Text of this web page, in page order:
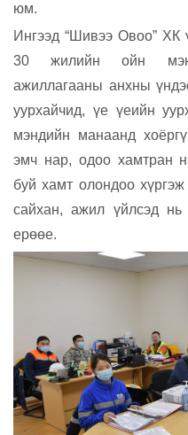
юм.
Ингээд “Шивээ Овоо” ХК
30 жилийн ойн
ажиллагааны анхны
уурхайчид, үе үеийн
мэндийн манаанд
эмч нар, одоо хамтран
буй хамт олондоо
сайхан, ажил үйлсэд нь
ерөөе.